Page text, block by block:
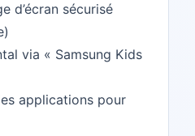
d’écran sécurisé
via « Samsung Kids
applications pour